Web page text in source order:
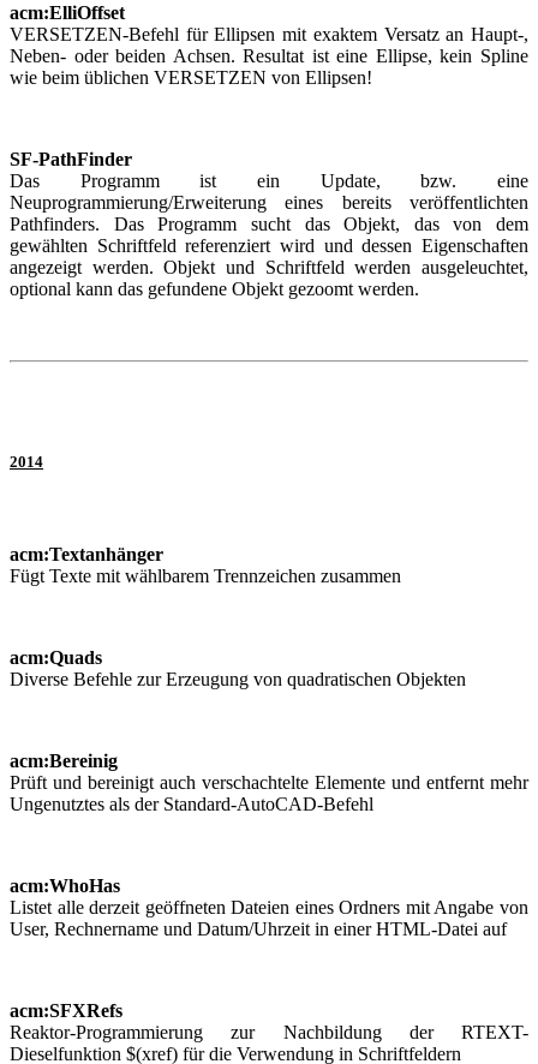
acm:ElliOffset
VERSETZEN-Befehl für Ellipsen mit exaktem Versatz an Haupt-,
Neben- oder beiden Achsen. Resultat ist eine Ellipse, kein Spline
wie beim üblichen VERSETZEN von Ellipsen!
SF-PathFinder
Das Programm ist ein Update, bzw. eine
Neuprogrammierung/Erweiterung eines bereits veröffentlichten
Pathfinders. Das Programm sucht das Objekt, das von dem
gewählten Schriftfeld referenziert wird und dessen Eigenschaften
angezeigt werden. Objekt und Schriftfeld werden ausgeleuchtet,
optional kann das gefundene Objekt gezoomt werden.
2014
acm:Textanhänger
Fügt Texte mit wählbarem Trennzeichen zusammen
acm:Quads
Diverse Befehle zur Erzeugung von quadratischen Objekten
acm:Bereinig
Prüft und bereinigt auch verschachtelte Elemente und entfernt mehr
Ungenutztes als der Standard-AutoCAD-Befehl
acm:WhoHas
Listet alle derzeit geöffneten Dateien eines Ordners mit Angabe von
User, Rechnername und Datum/Uhrzeit in einer HTML-Datei auf
acm:SFXRefs
Reaktor-Programmierung zur Nachbildung der RTEXT-
Dieselfunktion $(xref) für die Verwendung in Schriftfeldern